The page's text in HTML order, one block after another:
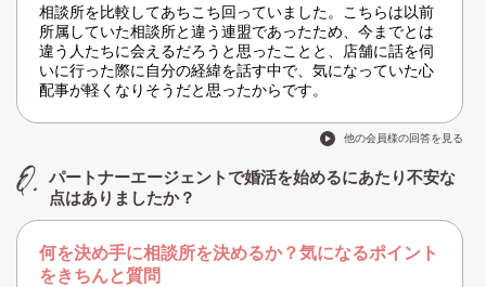
相談所を比較してあちこち回っていました。こちらは以前
所属していた相談所と違う連盟であったため、今までとは
違う人たちに会えるだろうと思ったことと、店舗に話を伺
いに行った際に自分の経緯を話す中で、気になっていた心
配事が軽くなりそうだと思ったからです。
他の会員様の回答を見る
パートナーエージェントで婚活を始めるにあたり不安な
点はありましたか？
何を決め手に相談所を決めるか？気になるポイント
をきちんと質問